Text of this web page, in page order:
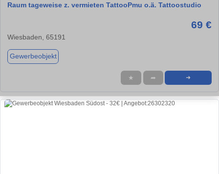
Raum tageweise z. vermieten TattooPmu o.ä. Tattoostudio
69 €
Wiesbaden, 65191
Gewerbeobjekt
★ ➦ ➜